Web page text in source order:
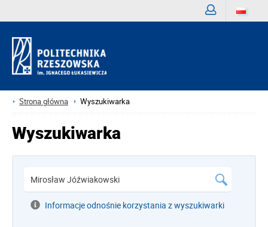
Strona główna Wyszukiwarka
Wyszukiwarka
Informacje odnośnie korzystania z wyszukiwarki